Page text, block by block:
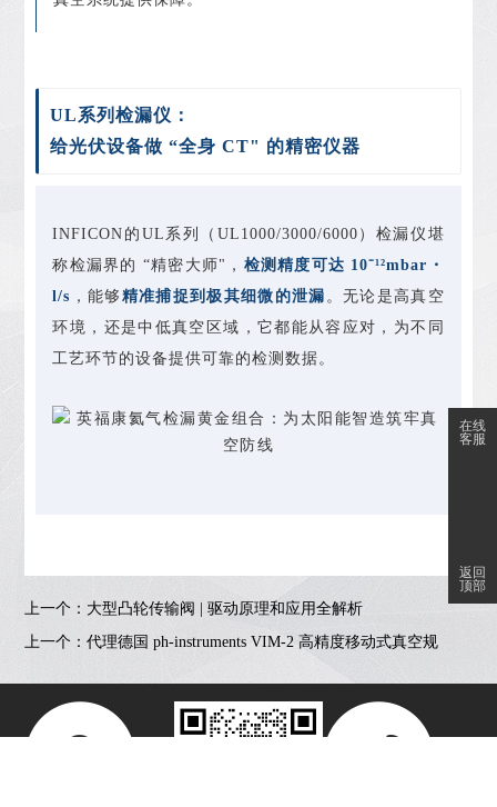
UL系列检漏仪：
给光伏设备做 “全身 CT" 的精密仪器
INFICON的UL系列（UL1000/3000/6000）检漏仪堪
称检漏界的 “精密大师"， 检测精度可达 10⁻¹²mbar・
l/s ，能够 精准捕捉到极其细微的泄漏 。无论是高真空
环境，还是中低真空区域，它都能从容应对，为不同
工艺环节的设备提供可靠的检测数据。
上一个： 大型凸轮传输阀 | 驱动原理和应用全解析
上一个：代理德国 ph-instruments VIM-2 高精度移动式真空规
在线
客服
返回
顶部